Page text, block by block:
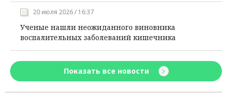
20 июля 2026 / 16:37
Ученые нашли неожиданного виновника
воспалительных заболеваний кишечника
Показать все новости